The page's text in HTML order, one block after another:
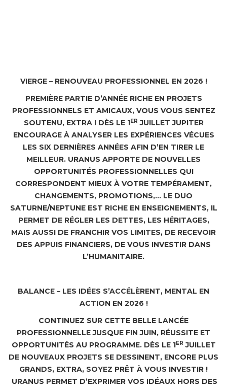
VIERGE – RENOUVEAU PROFESSIONNEL EN 2026 !
PREMIÈRE PARTIE D’ANNÉE RICHE EN PROJETS
PROFESSIONNELS ET AMICAUX, VOUS VOUS SENTEZ
SOUTENU, EXTRA ! DÈS LE 1ER JUILLET JUPITER
ENCOURAGE À ANALYSER LES EXPÉRIENCES VÉCUES
LES SIX DERNIÈRES ANNÉES AFIN D’EN TIRER LE
MEILLEUR. URANUS APPORTE DE NOUVELLES
OPPORTUNITÉS PROFESSIONNELLES QUI
CORRESPONDENT MIEUX À VOTRE TEMPÉRAMENT,
CHANGEMENTS, PROMOTIONS,… LE DUO
SATURNE/NEPTUNE EST RICHE EN ENSEIGNEMENTS, IL
PERMET DE RÉGLER LES DETTES, LES HÉRITAGES,
MAIS AUSSI DE FRANCHIR VOS LIMITES, DE RECEVOIR
DES APPUIS FINANCIERS, DE VOUS INVESTIR DANS
L’HUMANITAIRE.
BALANCE – LES IDÉES S’ACCÉLÈRENT, MENTAL EN
ACTION EN 2026 !
CONTINUEZ SUR CETTE BELLE LANCÉE
PROFESSIONNELLE JUSQUE FIN JUIN, RÉUSSITE ET
OPPORTUNITÉS AU PROGRAMME. DÈS LE 1ER JUILLET
DE NOUVEAUX PROJETS SE DESSINENT, ENCORE PLUS
GRANDS, EXTRA, SOYEZ PRÊT À VOUS INVESTIR !
URANUS PERMET D’EXPRIMER VOS IDÉAUX HORS DES